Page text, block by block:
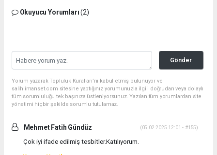
Okuyucu Yorumları(2)
Gönder
Yorum yazarak Topluluk Kuralları’nı kabul etmiş bulunuyor ve
salihlimanset.com sitesine yaptığınız yorumunuzla ilgili doğrudan veya dolaylı
tüm sorumluluğu tek başınıza üstleniyorsunuz. Yazılan tüm yorumlardan site
yönetimi hiçbir şekilde sorumlu tutulamaz.
Mehmet Fatih Gündüz (05.02.2025 12:01 - #155)
Çok iyi ifade edilmiş tesbitler.Katılıyorum.